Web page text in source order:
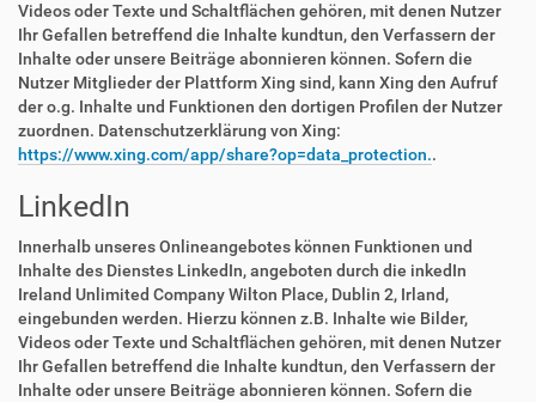
Videos oder Texte und Schaltflächen gehören, mit denen Nutzer
Ihr Gefallen betreffend die Inhalte kundtun, den Verfassern der
Inhalte oder unsere Beiträge abonnieren können. Sofern die
Nutzer Mitglieder der Plattform Xing sind, kann Xing den Aufruf
der o.g. Inhalte und Funktionen den dortigen Profilen der Nutzer
zuordnen. Datenschutzerklärung von Xing:
https://www.xing.com/app/share?op=data_protection..
LinkedIn
Innerhalb unseres Onlineangebotes können Funktionen und
Inhalte des Dienstes LinkedIn, angeboten durch die inkedIn
Ireland Unlimited Company Wilton Place, Dublin 2, Irland,
eingebunden werden. Hierzu können z.B. Inhalte wie Bilder,
Videos oder Texte und Schaltflächen gehören, mit denen Nutzer
Ihr Gefallen betreffend die Inhalte kundtun, den Verfassern der
Inhalte oder unsere Beiträge abonnieren können. Sofern die